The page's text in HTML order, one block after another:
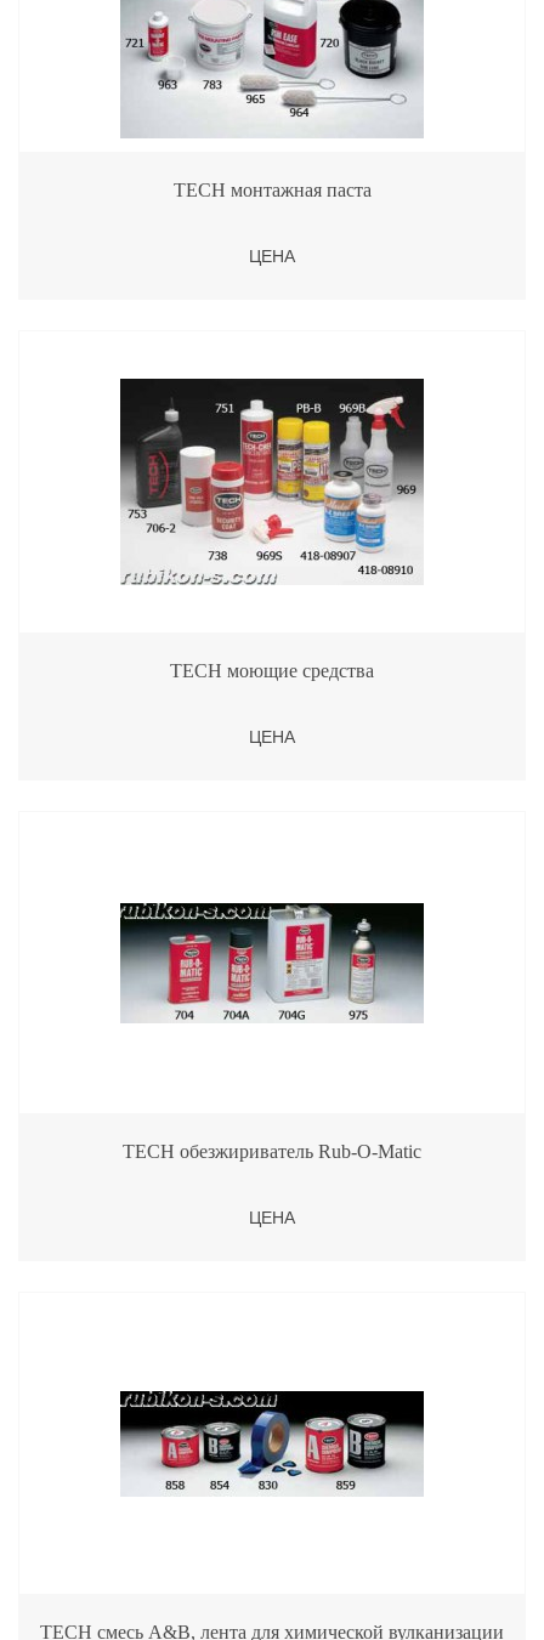
TECH монтажная паста
ЦЕНА
TECH моющие средства
ЦЕНА
TECH обезжириватель Rub-O-Matic
ЦЕНА
TECH смесь A&B, лента для химической вулканизации